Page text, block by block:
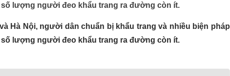
số lượng người đeo khẩu trang ra đường còn ít.
Hà Nội, người dân chuẩn bị khẩu trang và nhiều biện pháp
số lượng người đeo khẩu trang ra đường còn ít.